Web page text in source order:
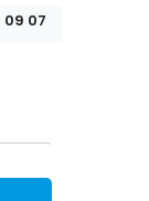
09 07